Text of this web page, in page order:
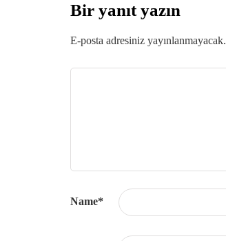
Bir yanıt yazın
E-posta adresiniz yayınlanmayacak.
Name*